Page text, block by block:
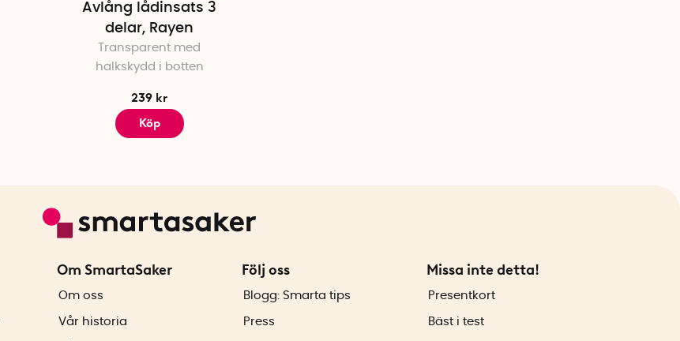
Avlång lådinsats 3
delar, Rayen
Transparent med
halkskydd i botten
239 kr
Köp
Om SmartaSaker
Om oss
Vår historia
Följ oss
Blogg: Smarta tips
Press
Missa inte detta!
Presentkort
Bäst i test